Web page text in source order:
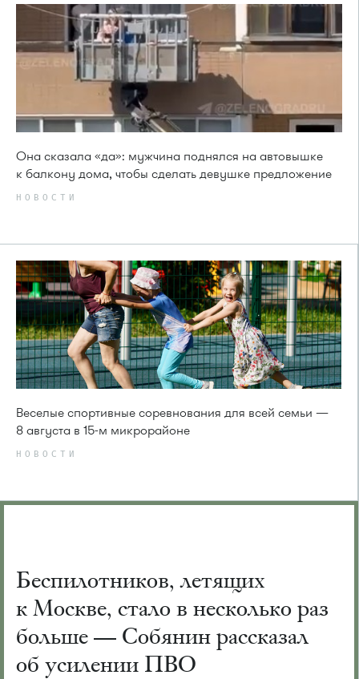
Она сказала «да»: мужчина поднялся на автовышке
к балкону дома, чтобы сделать девушке предложение
НОВОСТИ
Веселые спортивные соревнования для всей семьи —
8 августа в 15-м микрорайоне
НОВОСТИ
Беспилотников, летящих
к Москве, стало в несколько раз
больше — Собянин рассказал
об усилении ПВО